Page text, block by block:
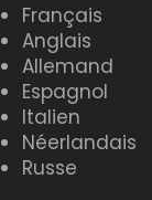
Français
Anglais
Allemand
Espagnol
Italien
Néerlandais
Russe